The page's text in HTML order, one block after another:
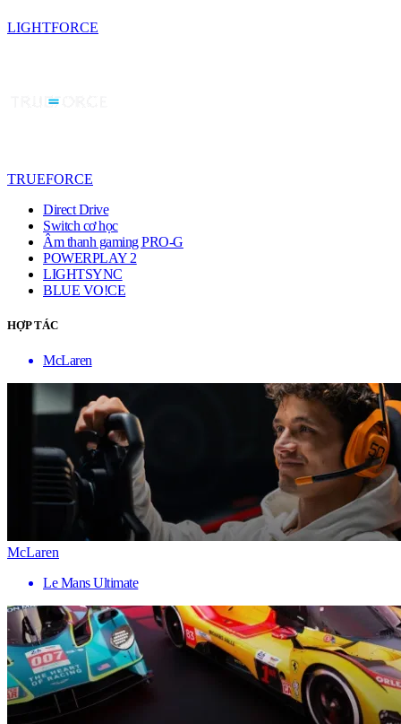
LIGHTFORCE
TRUEFORCE
Direct Drive
Switch cơ học
Âm thanh gaming PRO-G
POWERPLAY 2
LIGHTSYNC
BLUE VO!CE
HỢP TÁC
McLaren
McLaren
Le Mans Ultimate